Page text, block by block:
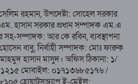
ন্যায়নিষ্ঠ, সাহসী ও মানবিক ইউএনও
মানুষের হৃদয়ে অনন্য এক নাম
শিবপুরে তিনটি গরুকে বিষ খাইয়ে
রহমান, উপদেষ্টা: সোহেল সরকার
হাসান সরকার প্রধান সম্পাদক এম.এ
সহ-সম্পাদক: আর কে রবিন, ব্যবস্থাপনা
বাবু, নির্বাহী সম্পাদক: মোঃ ফারুক
মাহমুদ হাসান মাসুদ। অফিস ঠিকানা: ১/
১২১৫ মোবাইল: ০১৭১৩৬৮৫১৭৬ /